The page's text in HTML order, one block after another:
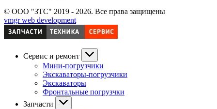
© ООО "ЗТС" 2019 - 2026. Все права защищены
vmgr web development
Сервис и ремонт
Мини-погрузчики
Экскаваторы-погрузчики
Экскаваторы
Фронтальные погрузчки
Запчасти